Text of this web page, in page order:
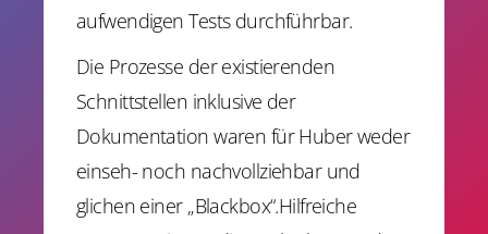
aufwendigen Tests durchführbar.
Die Prozesse der existierenden
Schnittstellen inklusive der
Dokumentation waren für Huber weder
einseh- noch nachvollziehbar und
glichen einer „Blackbox“.Hilfreiche